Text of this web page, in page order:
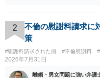
される可能性はあるのか
やり取り等の経緯、誓約書の
の 金銭であったと評価される
切関与しないなら100万円振り
どの程度証拠価値があるのか ⇒
を見ない限り、具体的な判断
と考えます。 ③ 借用書があっ
2
不倫の慰謝料請求に
策
#慰謝料請求された側 #不倫慰謝料
2026年7月31日
離婚・男女問題に強い弁護